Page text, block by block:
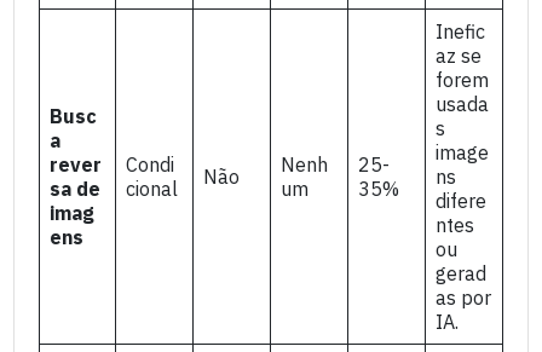
Busc
a
rever
sa de
imag
ens
Condi
cional
Não
Nenh
um
25-
35%
Inefic
az se
forem
usada
s
image
ns
difere
ntes
ou
gerad
as por
IA.